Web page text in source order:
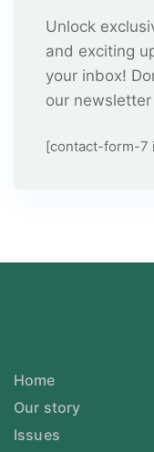
Unlock
and exciting
your inbox!
our
[contact-form-7
Home
Our story
Issues